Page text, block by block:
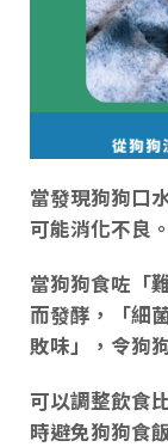
當發現狗狗口
可能消化不良 。
當狗狗食咗「
而發酵 ，「細
敗味」，令狗
可以調整飲食
時避免狗狗食